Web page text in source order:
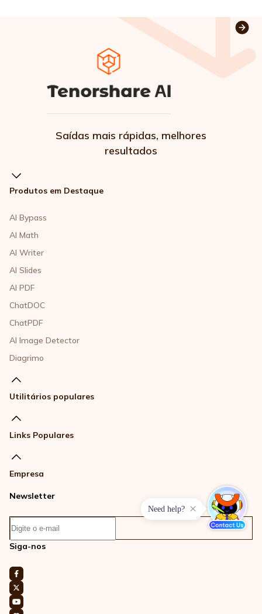
Saídas mais rápidas, melhores
resultados
Produtos em Destaque
AI Bypass
AI Math
AI Writer
AI Slides
AI PDF
ChatDOC
ChatPDF
AI Image Detector
Diagrimo
Utilitários populares
Links Populares
Empresa
Newsletter
Siga-nos
Need help?